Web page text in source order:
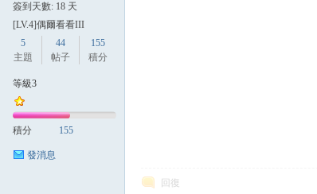
簽到天數: 18 天
[LV.4]偶爾看看III
5
主題
44
帖子
155
積分
等級3
積分 155
發消息
回復